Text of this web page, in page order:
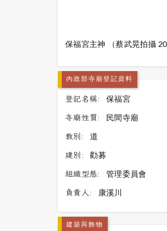
保福宮主神 （蔡武晃拍攝
內政部寺廟登記資料
登記名稱: 保福宮
寺廟性質: 民間寺廟
教別: 道
建別: 勸募
組織型態: 管理委員會
負責人: 康溪川
建築與飾物